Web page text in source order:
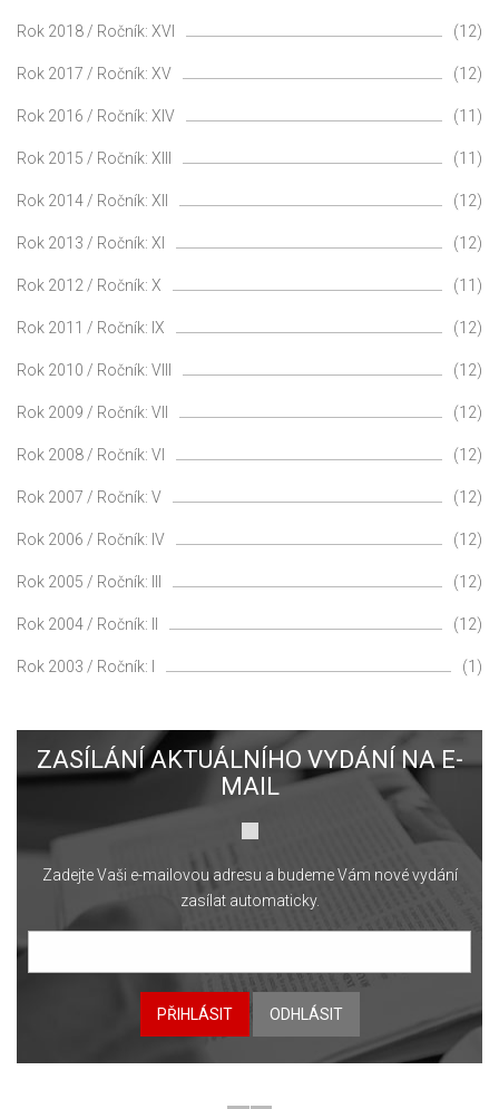
Rok 2018 / Ročník: XVI (12)
Rok 2017 / Ročník: XV (12)
Rok 2016 / Ročník: XIV (11)
Rok 2015 / Ročník: XIII (11)
Rok 2014 / Ročník: XII (12)
Rok 2013 / Ročník: XI (12)
Rok 2012 / Ročník: X (11)
Rok 2011 / Ročník: IX (12)
Rok 2010 / Ročník: VIII (12)
Rok 2009 / Ročník: VII (12)
Rok 2008 / Ročník: VI (12)
Rok 2007 / Ročník: V (12)
Rok 2006 / Ročník: IV (12)
Rok 2005 / Ročník: III (12)
Rok 2004 / Ročník: II (12)
Rok 2003 / Ročník: I (1)
ZASÍLÁNÍ AKTUÁLNÍHO VYDÁNÍ NA E-
MAIL
Zadejte Vaši e-mailovou adresu a budeme Vám nové vydání
zasílat automaticky.
PŘIHLÁSIT ODHLÁSIT